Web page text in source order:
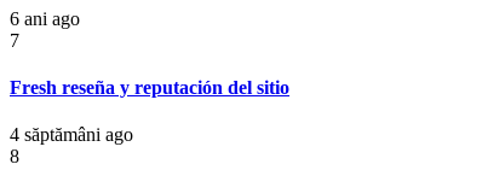
6 ani ago
7
Fresh reseña y reputación del sitio
4 săptămâni ago
8